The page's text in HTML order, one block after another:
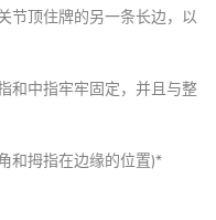
节顶住牌的另一条长边，以
和中指牢牢固定，并且与整
和拇指在边缘的位置)*